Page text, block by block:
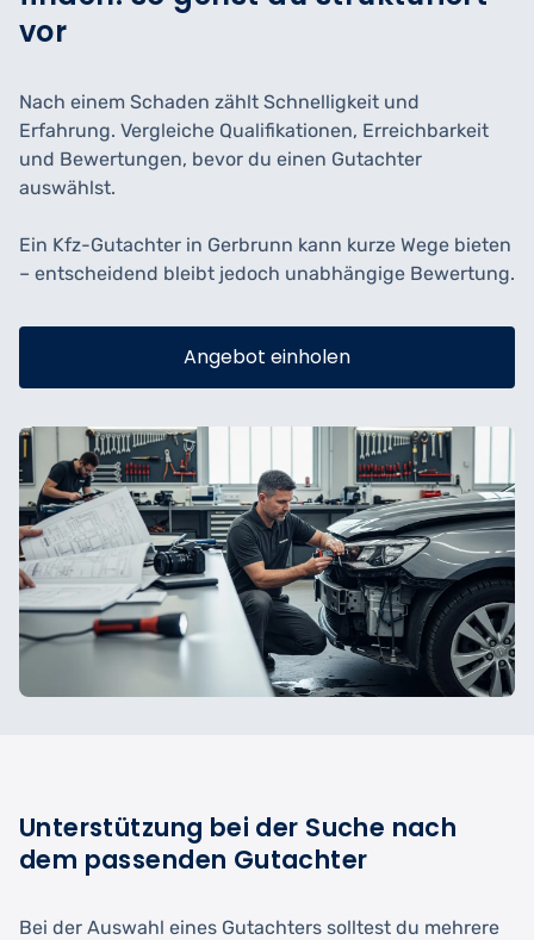
vor
Nach einem Schaden zählt Schnelligkeit und
Erfahrung. Vergleiche Qualifikationen, Erreichbarkeit
und Bewertungen, bevor du einen Gutachter
auswählst.
Ein Kfz-Gutachter in Gerbrunn kann kurze Wege bieten
– entscheidend bleibt jedoch unabhängige Bewertung.
Angebot einholen
Unterstützung bei der Suche nach
dem passenden Gutachter
Bei der Auswahl eines Gutachters solltest du mehrere